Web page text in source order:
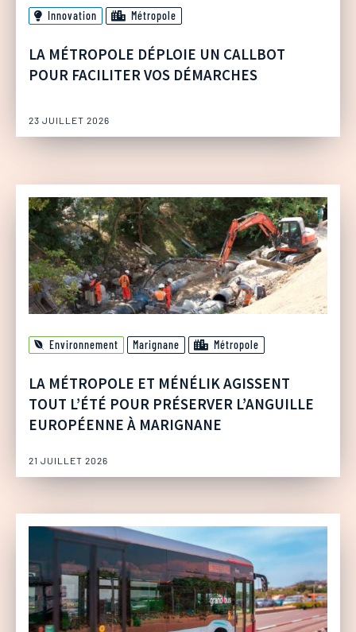
Innovation Métropole
LA MÉTROPOLE DÉPLOIE UN CALLBOT
POUR FACILITER VOS DÉMARCHES
23 JUILLET 2026
Environnement Marignane Métropole
LA MÉTROPOLE ET MÉNÉLIK AGISSENT
TOUT L’ÉTÉ POUR PRÉSERVER L’ANGUILLE
EUROPÉENNE À MARIGNANE
21 JUILLET 2026